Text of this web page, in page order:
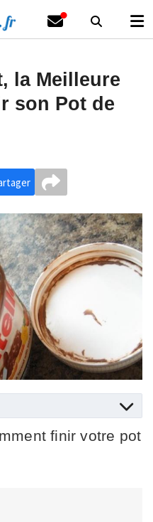
la Meilleure
son Pot de
finir votre pot